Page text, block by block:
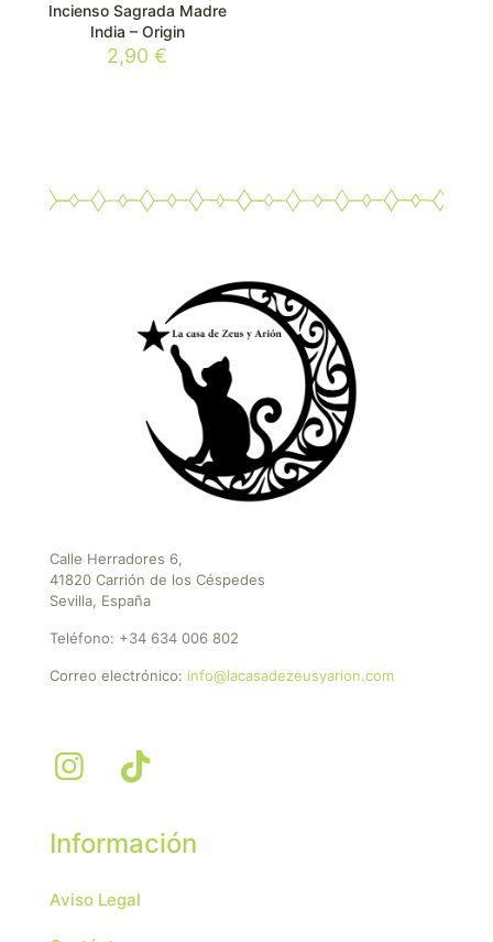
Incienso Sagrada Madre
India – Origin
2,90€
Calle Herradores 6,
41820 Carrión de los Céspedes
Sevilla, España
Teléfono: +34 634 006 802
Correo electrónico: info@lacasadezeusyarion.com
Información
Aviso Legal